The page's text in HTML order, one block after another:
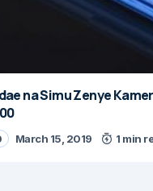
na Simu Zenye
March 15, 2019 1 min